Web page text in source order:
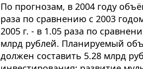
По прогнозам, в 2004 году
раза по сравнению с 2003
2005 г. - в 1.05 раза по
млрд рублей. Планируемый
должен составить 5.28 млрд